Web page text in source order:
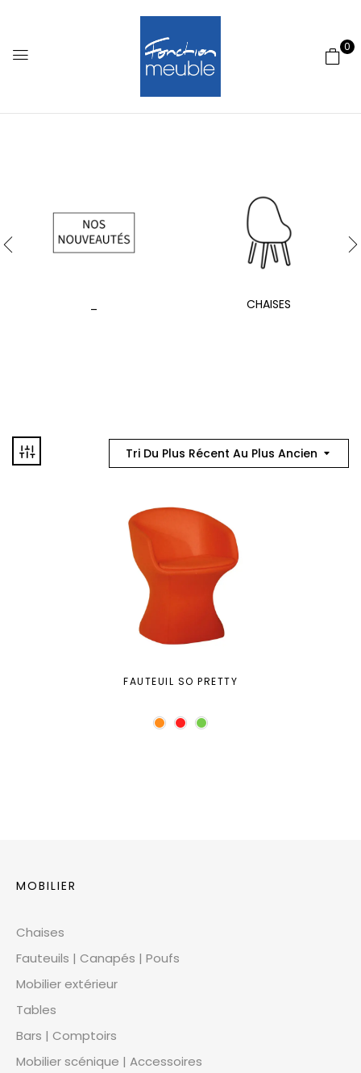
0
CHAISES
Tri Du Plus Récent Au Plus Ancien
FAUTEUIL SO PRETTY
MOBILIER
Chaises
Fauteuils | Canapés | Poufs
Mobilier extérieur
Tables
Bars | Comptoirs
Mobilier scénique | Accessoires